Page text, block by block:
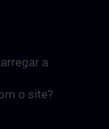
a
o site?